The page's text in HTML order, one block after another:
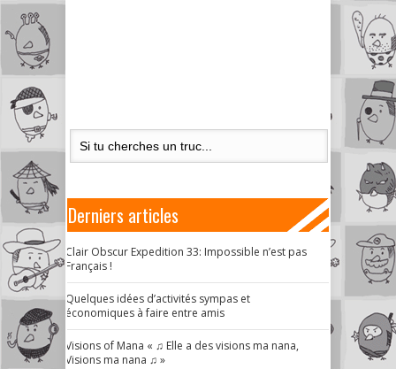
Derniers articles
Clair Obscur Expedition 33: Impossible n’est pas
Français !
Quelques idées d’activités sympas et
économiques à faire entre amis
Visions of Mana « ♫ Elle a des visions ma nana,
Visions ma nana ♫ »